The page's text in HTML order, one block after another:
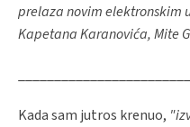
prelaza novim elektronskim
Kapetana Karanovića, Mite
Kada sam jutros krenuo,